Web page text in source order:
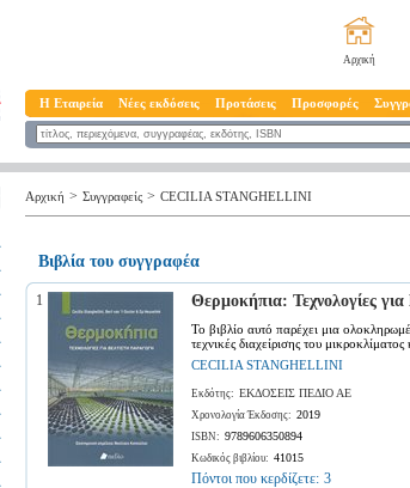
Αρχική
Η Εταιρεία Νέες εκδόσεις Προτάσεις Προσφορές
Αρχική > Συγγραφείς > CECILIA STANGHELLINI
Βιβλία του συγγραφέα
1 Θερμοκήπια: Τεχνολογίες
Το βιβλίο αυτό παρέχει μια
τεχνικές διαχείρισης του μικροκλίματος
CECILIA STANGHELLINI
Εκδότης: ΕΚΔΟΣΕΙΣ ΠΕΔΙΟ ΑΕ
Χρονολογία Έκδοσης: 2019
ISBN: 9789606350894
Κωδικός βιβλίου: 41015
Πόντοι που κερδίζετε: 3